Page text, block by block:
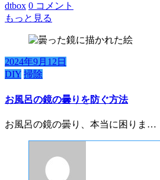
dtbox 0 コメント
もっと見る
2024年9月12日
DIY 掃除
お風呂の鏡の曇りを防ぐ方法
お風呂の鏡の曇り、本当に困りま…